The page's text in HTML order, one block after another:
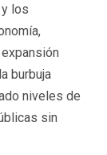
los
burbuja
niveles de
sin